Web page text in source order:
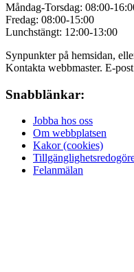
Måndag-Torsdag: 08:00-
Fredag: 08:00-15:00
Lunchstängt: 12:00-13:00
Synpunkter på hemsidan,
Kontakta webbmaster. E-
Snabblänkar:
Jobba hos oss
Om webbplatsen
Kakor (cookies)
Felanmälan